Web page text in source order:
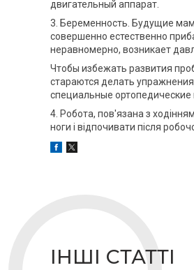
двигательный аппарат.
3. Беременность. Будущие
совершенно естественно
неравномерно, возникает
Чтобы избежать развития
стараются делать
специальные ортопедические
4. Робота, пов'язана з
ноги і відпочивати після
ІНШІ СТАТТІ